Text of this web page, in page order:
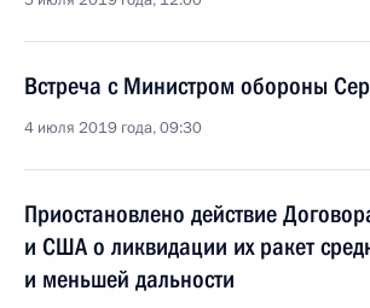
Встреча с Министром обороны
4 июля 2019 года, 09:30
Приостановлено действие
и США о ликвидации их ракет
и меньшей дальности